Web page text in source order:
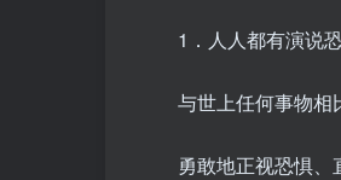
1．人人都有演说
与世上任何事物相
勇敢地正视恐惧